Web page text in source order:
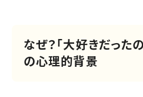
なぜ？「大好きだった
の心理的背景